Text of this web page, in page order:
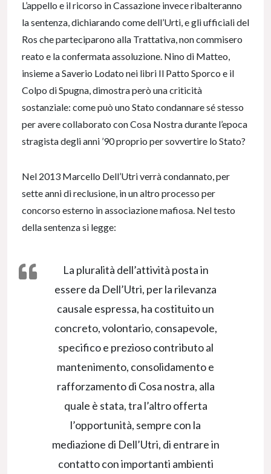
L’appello e il ricorso in Cassazione invece ribalteranno
la sentenza, dichiarando come dell’Urti, e gli ufficiali del
Ros che parteciparono alla Trattativa, non commisero
reato e la confermata assoluzione. Nino di Matteo,
insieme a Saverio Lodato nei libri Il Patto Sporco e il
Colpo di Spugna, dimostra però una criticità
sostanziale: come può uno Stato condannare sé stesso
per avere collaborato con Cosa Nostra durante l’epoca
stragista degli anni ’90 proprio per sovvertire lo Stato?
Nel 2013 Marcello Dell’Utri verrà condannato, per
sette anni di reclusione, in un altro processo per
concorso esterno in associazione mafiosa. Nel testo
della sentenza si legge:
La pluralità dell’attività posta in
essere da Dell’Utri, per la rilevanza
causale espressa, ha costituito un
concreto, volontario, consapevole,
specifico e prezioso contributo al
mantenimento, consolidamento e
rafforzamento di Cosa nostra, alla
quale è stata, tra l’altro offerta
l’opportunità, sempre con la
mediazione di Dell’Utri, di entrare in
contatto con importanti ambienti